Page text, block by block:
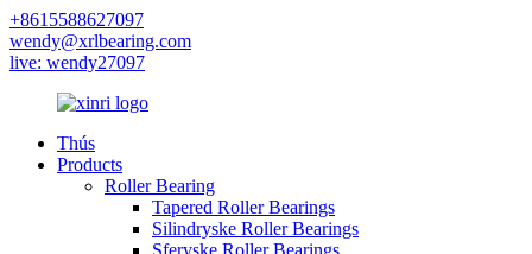
+8615588627097
wendy@xrlbearing.com
live: wendy27097
Thús
Products
Roller Bearing
Tapered Roller Bearings
Silindryske Roller Bearings
Sferyske Roller Bearings